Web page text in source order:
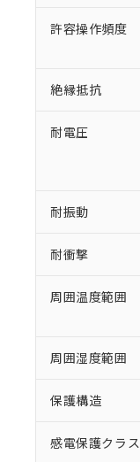
許容操作頻度
絶縁抵抗
耐電圧
耐振動
耐衝撃
周囲温度範囲
周囲湿度範囲
保護構造
感電保護クラス